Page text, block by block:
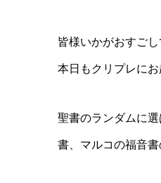
皆様いかがおすごし
本日もクリプレにお
聖書のランダムに
書、マルコの福音書